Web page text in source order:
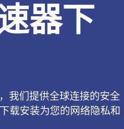
器下
我们提供全球连接的安全
载安装为您的网络隐私和